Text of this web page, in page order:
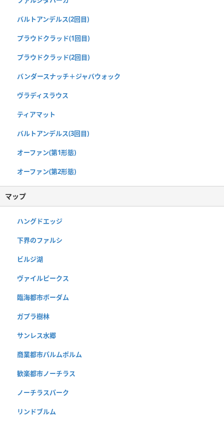
バルトアンデルス(2回目)
プラウドクラッド(1回目)
プラウドクラッド(2回目)
バンダースナッチ＋ジャバウォック
ヴラディスラウス
ティアマット
バルトアンデルス(3回目)
オーファン(第1形態)
オーファン(第2形態)
マップ
ハングドエッジ
下界のファルシ
ビルジ湖
ヴァイルピークス
臨海都市ボーダム
ガプラ樹林
サンレス水郷
商業都市パルムポルム
歓楽都市ノーチラス
ノーチラスパーク
リンドブルム